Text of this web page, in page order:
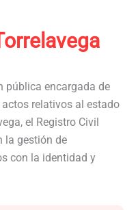
pública encargada de
relativos al estado
el Registro Civil
la gestión de
con la identidad y